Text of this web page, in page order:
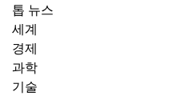
톱 뉴스
세계
경제
과학
기술